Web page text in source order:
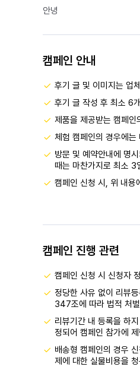
안녕
캠페인 안내
후기 글 및 이미지는 업
후기 글 작성 후 최소 6
제품을 제공받는 캠페인
체험 캠페인의 경우에
방문 및 예약안내에 명
때는 마찬가지로 최소 3
캠페인 신청 시, 위 내용
캠페인 진행 관련
캠페인 신청 시 신청자
정당한 사유 없이 리뷰
347조에 따라 법적 처
리뷰기간 내 등록을 하
정되어 캠페인 참가에
배송형 캠페인의 경우
제에 대한 실물비용을